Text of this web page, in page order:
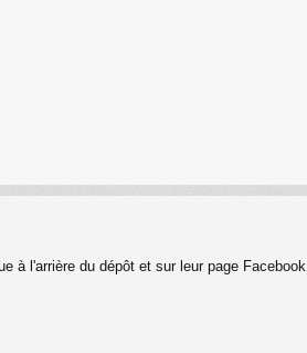
à l'arrière du dépôt et sur leur page Facebook